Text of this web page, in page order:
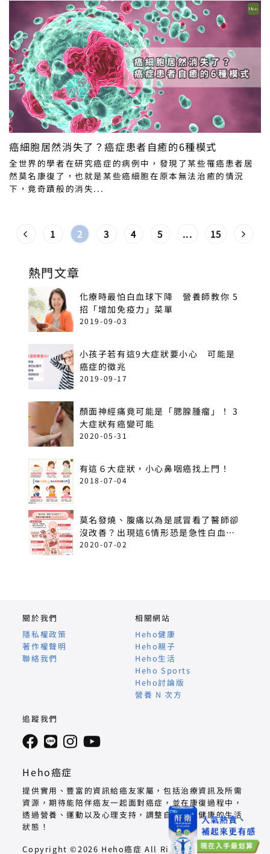
癌細胞居然消失了？癌症患者自癒的6種模式
全世界的學者在研究癌症的病例中，發現了某些罹癌患者居
然莫名康復了，也就是某些癌細胞在原本無法治癒的情況
下，竟奇蹟般的消失...
1 2 3 4 5 ... 15
熱門文章
化療時最怕白血球下降 營養師教你 5
招「增加免疫力」菜單
2019-09-03
小孩子若有這9大症狀要小心 可能是
癌症的徵兆
2019-09-17
顏面神經痛竟可能是「腮腺腫瘤」！ 3
大症狀有癌變可能
2020-05-31
有這６大症狀，小心鼻咽癌找上門！
2018-07-04
莫名發燒、腹痛以為是感冒看了醫師卻
沒改善？出現這6情形恐是急性白血
病！
2020-07-02
Heho癌症
提供實用、豐富的資訊給癌友家屬，包括治療資訊及所需
資源，期待能陪伴癌友一起面對癌症，並在康復過程中，
透過營養、運動以及心理支持，調整自己回到健康的生活
狀態！
Copyright ©2026 Heho癌症 All Right Reserved.
關於我們
隱私權政策
著作權聲明
聯絡我們
相關網站
Heho健康
Heho親子
Heho生活
Heho Sports
Heho討論版
營養 N 次方
追蹤我們